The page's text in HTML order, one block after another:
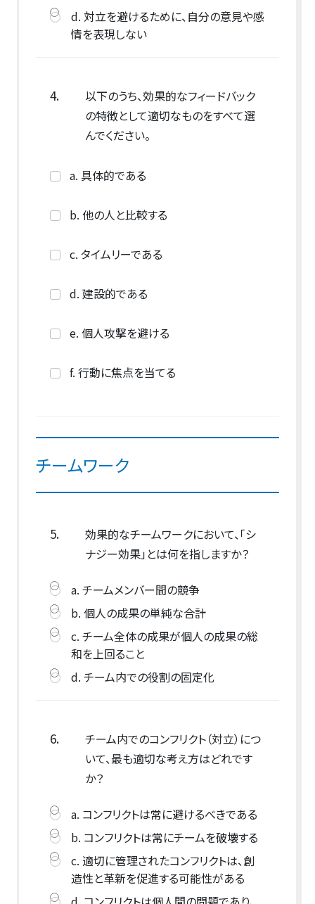
d. 対立を避けるために、自分の意見や感
情を表現しない
4.
以下のうち、効果的なフィードバック
の特徴として適切なものをすべて選
んでください。
a. 具体的である
b. 他の人と比較する
c. タイムリーである
d. 建設的である
e. 個人攻撃を避ける
f. 行動に焦点を当てる
チームワーク
5.
効果的なチームワークにおいて、「シ
ナジー効果」とは何を指しますか？
a. チームメンバー間の競争
b. 個人の成果の単純な合計
c. チーム全体の成果が個人の成果の総
和を上回ること
d. チーム内での役割の固定化
6.
チーム内でのコンフリクト（対立）につ
いて、最も適切な考え方はどれです
か？
a. コンフリクトは常に避けるべきである
b. コンフリクトは常にチームを破壊する
c. 適切に管理されたコンフリクトは、創
造性と革新を促進する可能性がある